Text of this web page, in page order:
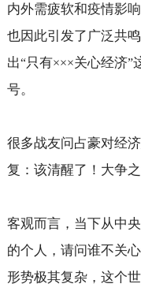
内外需疲软和疫情影
也因此引发了广泛共
出“只有×××关心经济”
号。
很多战友问占豪对经
复：该清醒了！大争
客观而言，当下从中
的个人，请问谁不关
形势极其复杂，这个